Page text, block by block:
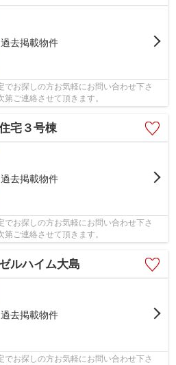
過去掲載物件
でお探しの方お気軽にお問い合わせ下さ
ご連絡させて頂きます。
宅３号棟
過去掲載物件
でお探しの方お気軽にお問い合わせ下さ
ご連絡させて頂きます。
ルハイム大島
過去掲載物件
でお探しの方お気軽にお問い合わせ下さ